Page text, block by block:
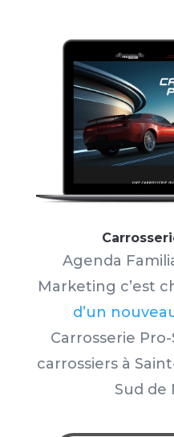
Agenda
Marketing c’est
d’un
Carrosserie
carrossiers à
Sud de